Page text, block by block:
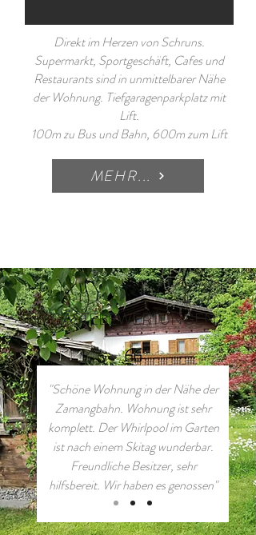
Direkt im Herzen von Schruns.
Supermarkt, Sportgeschäft, Cafes und
Restaurants sind in unmittelbarer Nähe
der Wohnung. Tiefgaragenparkplatz mit
Lift.
100m zu Bus und Bahn, 600m zum Lift
MEHR...
GÄSTEBEWERTUNGEN
"Schöne Wohnung in der Nähe der
Zamangbahn. Wohnung ist sehr
komplett. Der Whirlpool im Garten
ist nach einem Skitag wunderbar.
Freundliche Besitzer, sehr
hilfsbereit. Wir haben es genossen"